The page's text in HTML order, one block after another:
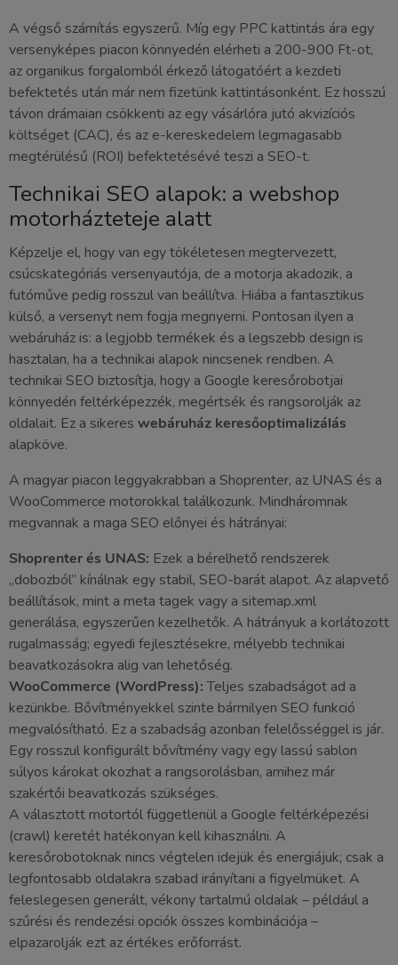
A végső számítás egyszerű. Míg egy PPC kattintás ára egy
versenyképes piacon könnyedén elérheti a 200-900 Ft-ot,
az organikus forgalomból érkező látogatóért a kezdeti
befektetés után már nem fizetünk kattintásonként. Ez hosszú
távon drámaian csökkenti az egy vásárlóra jutó akvizíciós
költséget (CAC), és az e-kereskedelem legmagasabb
megtérülésű (ROI) befektetésévé teszi a SEO-t.
Technikai SEO alapok: a webshop
motorházteteje alatt
Képzelje el, hogy van egy tökéletesen megtervezett,
csúcskategóriás versenyautója, de a motorja akadozik, a
futóműve pedig rosszul van beállítva. Hiába a fantasztikus
külső, a versenyt nem fogja megnyerni. Pontosan ilyen a
webáruház is: a legjobb termékek és a legszebb design is
hasztalan, ha a technikai alapok nincsenek rendben. A
technikai SEO biztosítja, hogy a Google keresőrobotjai
könnyedén feltérképezzék, megértsék és rangsorolják az
oldalait. Ez a sikeres webáruház keresőoptimalizálás
alapköve.
A magyar piacon leggyakrabban a Shoprenter, az UNAS és a
WooCommerce motorokkal találkozunk. Mindháromnak
megvannak a maga SEO előnyei és hátrányai:
Shoprenter és UNAS: Ezek a bérelhető rendszerek
„dobozból” kínálnak egy stabil, SEO-barát alapot. Az alapvető
beállítások, mint a meta tagek vagy a sitemap.xml
generálása, egyszerűen kezelhetők. A hátrányuk a korlátozott
rugalmasság; egyedi fejlesztésekre, mélyebb technikai
beavatkozásokra alig van lehetőség.
WooCommerce (WordPress):Teljes szabadságot ad a
kezünkbe. Bővítményekkel szinte bármilyen SEO funkció
megvalósítható. Ez a szabadság azonban felelősséggel is jár.
Egy rosszul konfigurált bővítmény vagy egy lassú sablon
súlyos károkat okozhat a rangsorolásban, amihez már
szakértői beavatkozás szükséges.
A választott motortól függetlenül a Google feltérképezési
(crawl) keretét hatékonyan kell kihasználni. A
keresőrobotoknak nincs végtelen idejük és energiájuk; csak a
legfontosabb oldalakra szabad irányítani a figyelmüket. A
feleslegesen generált, vékony tartalmú oldalak – például a
szűrési és rendezési opciók összes kombinációja –
elpazarolják ezt az értékes erőforrást.